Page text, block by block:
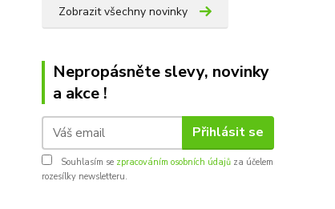
Zobrazit všechny novinky
Nepropásněte slevy, novinky
a akce !
Přihlásit se
Souhlasím se zpracováním osobních údajů za účelem
rozesílky newsletteru.